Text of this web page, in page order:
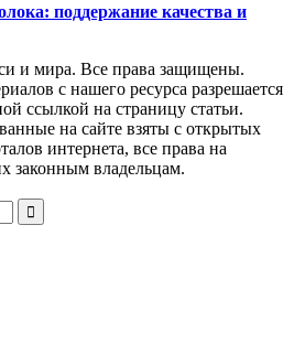
поддержание качества и
и мира. Все права защищены.
с нашего ресурса разрешается
ссылкой на страницу статьи.
на сайте взяты с открытых
интернета, все права на
законным владельцам.